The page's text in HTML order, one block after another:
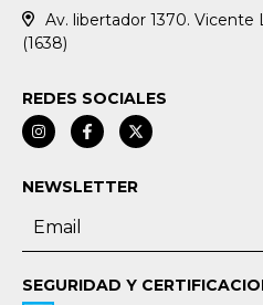
Av. libertador 1370. Vicente
(1638)
REDES SOCIALES
NEWSLETTER
SEGURIDAD Y